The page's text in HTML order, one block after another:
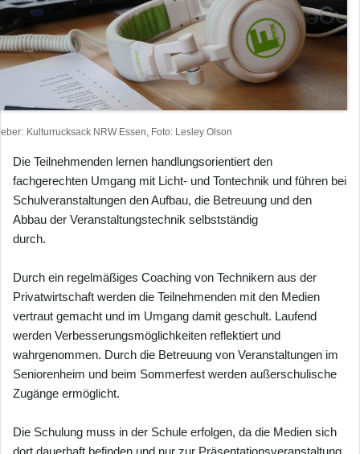
Kulturrucksack NRW Essen, Foto: Lesley Olson
Die Teilnehmenden lernen handlungsorientiert den
fachgerechten Umgang mit Licht- und Tontechnik und führen bei
Schulveranstaltungen den Aufbau, die Betreuung und den
Abbau der Veranstaltungstechnik selbstständig
Durch ein regelmäßiges Coaching von Technikern aus der
Privatwirtschaft werden die Teilnehmenden mit den Medien
vertraut gemacht und im Umgang damit geschult. Laufend
werden Verbesserungsmöglichkeiten reflektiert und
wahrgenommen. Durch die Betreuung von Veranstaltungen im
Seniorenheim und beim Sommerfest werden außerschulische
Zugänge ermöglicht.
Die Schulung muss in der Schule erfolgen, da die Medien sich
dort dauerhaft befinden und nur zur Präsentationsveranstaltung